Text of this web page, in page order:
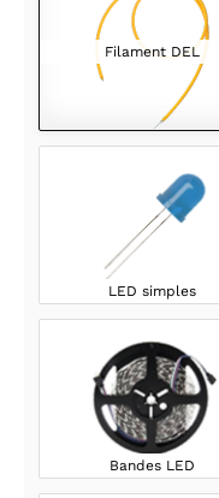
Filament DEL
LED simples
Bandes LED